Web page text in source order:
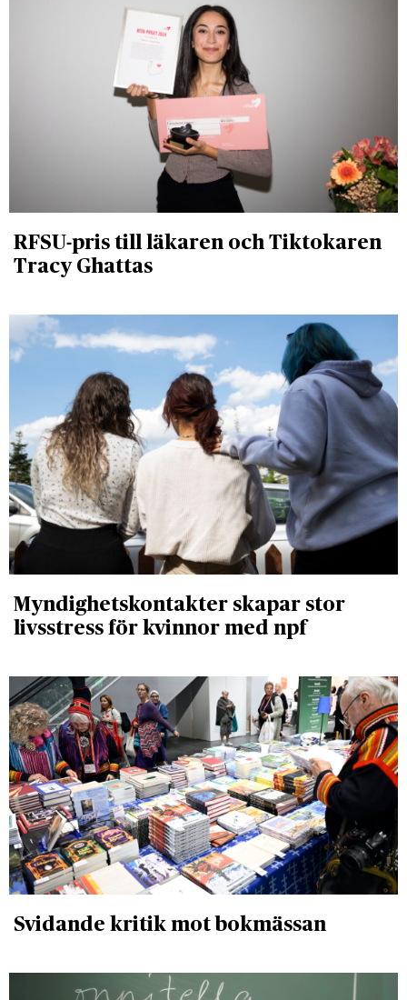
RFSU-pris till läkaren och Tiktokaren
Tracy Ghattas
Myndighetskontakter skapar stor
livsstress för kvinnor med npf
Svidande kritik mot bokmässan